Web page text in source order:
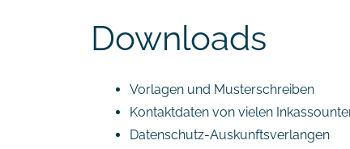
Downloads
Vorlagen und Musterschreiben
Kontaktdaten von vielen
Datenschutz-Auskunftsverlangen